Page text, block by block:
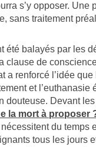
s’y opposer. Une
sans traitement
été balayés par les
clause de
renforcé l’idée que
et l’euthanasie
douteuse. Devant
la mort à proposer
du temps
tous les jours